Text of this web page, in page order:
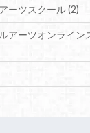
ーツスクール(2)
アーツオンライン